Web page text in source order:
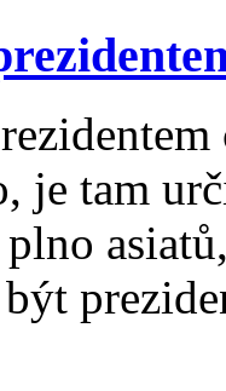
je tam
plno